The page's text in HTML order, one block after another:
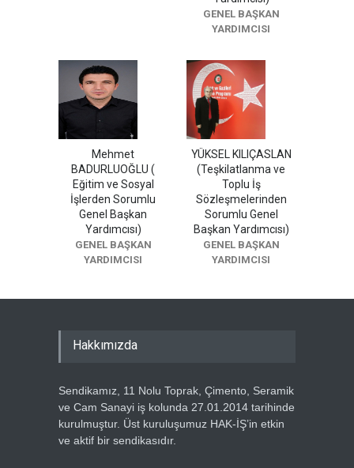
GENEL BAŞKAN
YARDIMCISI
Mehmet
BADURLUOĞLU (
Eğitim ve Sosyal
İşlerden Sorumlu
Genel Başkan
Yardımcısı)
GENEL BAŞKAN
YARDIMCISI
YÜKSEL KILIÇASLAN
(Teşkilatlanma ve
Toplu İş
Sözleşmelerinden
Sorumlu Genel
Başkan Yardımcısı)
GENEL BAŞKAN
YARDIMCISI
Hakkımızda
Sendikamız, 11 Nolu Toprak, Çimento, Seramik
ve Cam Sanayi iş kolunda 27.01.2014 tarihinde
kurulmuştur. Üst kuruluşumuz HAK-İŞ’in etkin
ve aktif bir sendikasıdır.